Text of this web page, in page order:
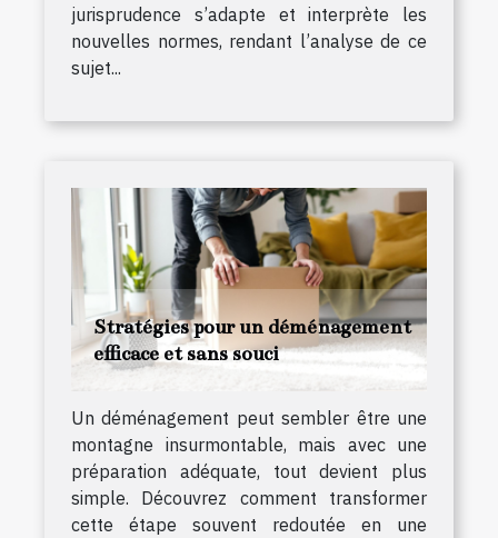
jurisprudence s’adapte et interprète les
nouvelles normes, rendant l’analyse de ce
sujet...
Stratégies pour un déménagement
efficace et sans souci
Un déménagement peut sembler être une
montagne insurmontable, mais avec une
préparation adéquate, tout devient plus
simple. Découvrez comment transformer
cette étape souvent redoutée en une